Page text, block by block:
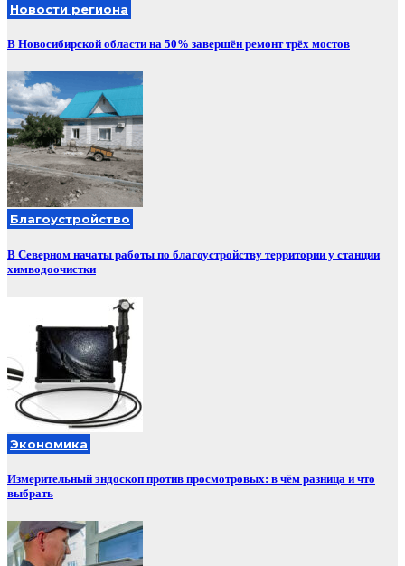
Новости региона
В Новосибирской области на 50% завершён ремонт трёх мостов
Благоустройство
В Северном начаты работы по благоустройству территории у станции
химводоочистки
Экономика
Измерительный эндоскоп против просмотровых: в чём разница и что
выбрать